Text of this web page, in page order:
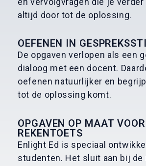
altijd door tot de oplossing.
OEFENEN IN
De opgaven verlopen als een
dialoog met een docent.
oefenen natuurlijker en
tot de oplossing komt.
OPGAVEN OP MAAT
REKENTOETS
Enlight Ed is speciaal
studenten. Het sluit aan bij